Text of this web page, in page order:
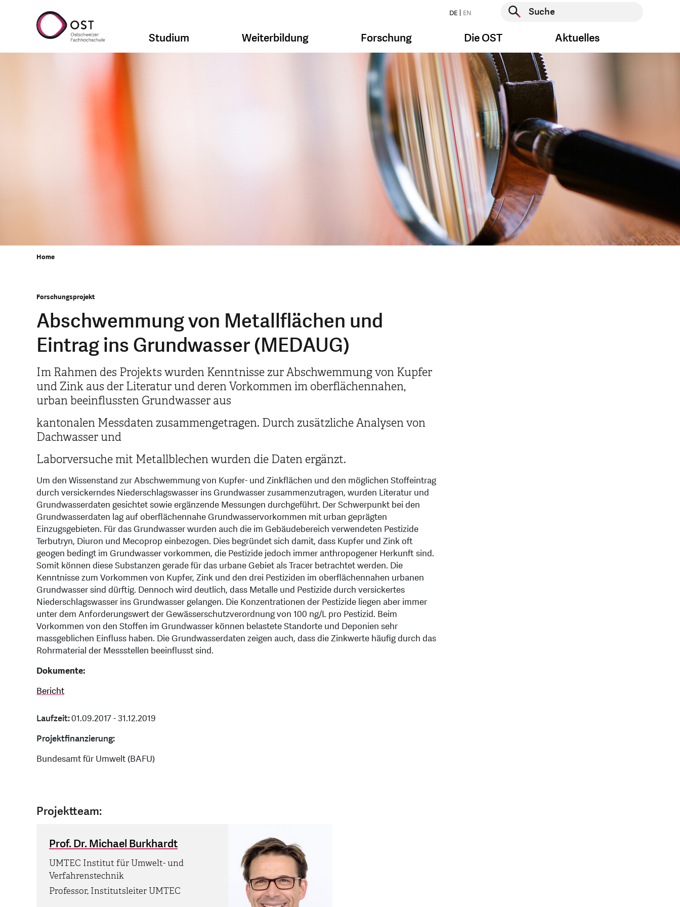
DE EN
Suche starten
Studium Weiterbildung Forschung Die OST Aktuelles
Home
Forschungsprojekt
Abschwemmung von Metallflächen und
Eintrag ins Grundwasser (MEDAUG)
Im Rahmen des Projekts wurden Kenntnisse zur Abschwemmung von Kupfer
und Zink aus der Literatur und deren Vorkommen im oberflächennahen,
urban beeinflussten Grundwasser aus
kantonalen Messdaten zusammengetragen. Durch zusätzliche Analysen von
Dachwasser und
Laborversuche mit Metallblechen wurden die Daten ergänzt.
Um den Wissenstand zur Abschwemmung von Kupfer- und Zinkflächen und den möglichen Stoffeintrag
durch versickerndes Niederschlagswasser ins Grundwasser zusammenzutragen, wurden Literatur und
Grundwasserdaten gesichtet sowie ergänzende Messungen durchgeführt. Der Schwerpunkt bei den
Grundwasserdaten lag auf oberflächennahe Grundwasservorkommen mit urban geprägten
Einzugsgebieten. Für das Grundwasser wurden auch die im Gebäudebereich verwendeten Pestizide
Terbutryn, Diuron und Mecoprop einbezogen. Dies begründet sich damit, dass Kupfer und Zink oft
geogen bedingt im Grundwasser vorkommen, die Pestizide jedoch immer anthropogener Herkunft sind.
Somit können diese Substanzen gerade für das urbane Gebiet als Tracer betrachtet werden. Die
Kenntnisse zum Vorkommen von Kupfer, Zink und den drei Pestiziden im oberflächennahen urbanen
Grundwasser sind dürftig. Dennoch wird deutlich, dass Metalle und Pestizide durch versickertes
Niederschlagswasser ins Grundwasser gelangen. Die Konzentrationen der Pestizide liegen aber immer
unter dem Anforderungswert der Gewässerschutzverordnung von 100 ng/L pro Pestizid. Beim
Vorkommen von den Stoffen im Grundwasser können belastete Standorte und Deponien sehr
massgeblichen Einfluss haben. Die Grundwasserdaten zeigen auch, dass die Zinkwerte häufig durch das
Rohrmaterial der Messstellen beeinflusst sind.
Dokumente:
Bericht
Laufzeit:01.09.2017 - 31.12.2019
Projektfinanzierung:
Bundesamt für Umwelt (BAFU)
Projektteam:
Prof. Dr. Michael Burkhardt
UMTEC Institut für Umwelt- und
Verfahrenstechnik
Professor, Institutsleiter UMTEC